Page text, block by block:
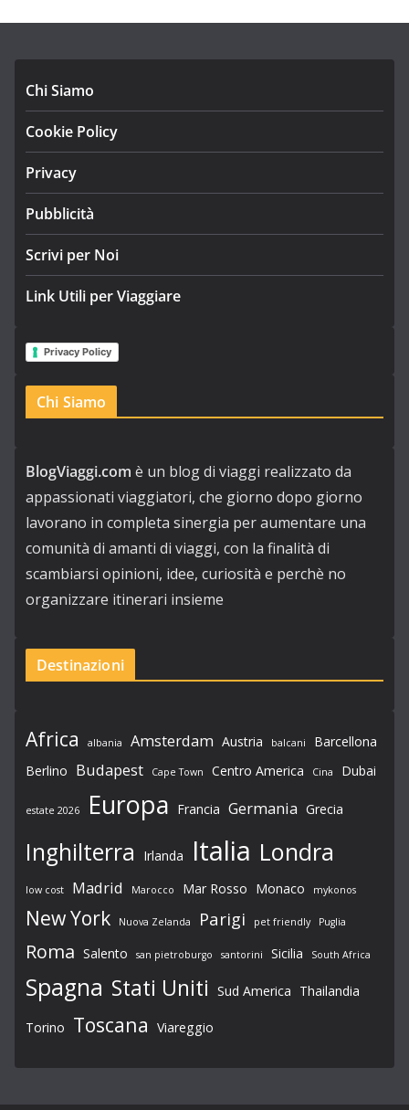
Chi Siamo
Cookie Policy
Privacy
Pubblicità
Scrivi per Noi
Link Utili per Viaggiare
Privacy Policy
Chi Siamo
BlogViaggi.com è un blog di viaggi realizzato da
appassionati viaggiatori, che giorno dopo giorno
lavorano in completa sinergia per aumentare una
comunità di amanti di viaggi, con la finalità di
scambiarsi opinioni, idee, curiosità e perchè no
organizzare itinerari insieme
Destinazioni
Africa albania Amsterdam Austria balcani
Barcellona
Berlino Budapest Cape Town Centro America Cina Dubai
estate 2026 Europa Francia Germania Grecia
Inghilterra Irlanda Italia Londra
low cost Madrid Marocco Mar Rosso Monaco mykonos
New York Nuova Zelanda Parigi pet friendly Puglia
Roma Salento san pietroburgo santorini Sicilia South Africa
Spagna Stati Uniti Sud America Thailandia
Torino Toscana Viareggio